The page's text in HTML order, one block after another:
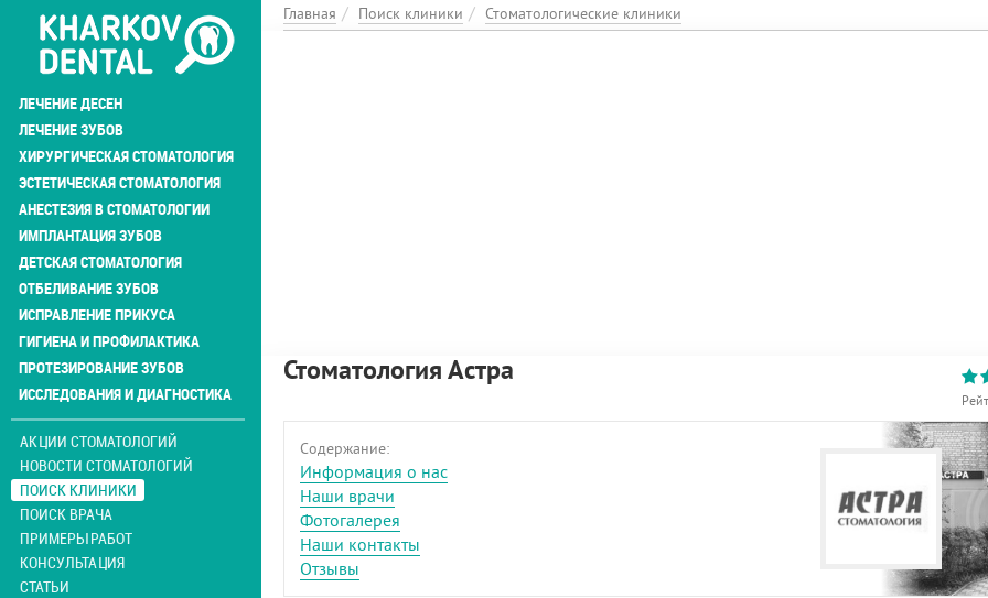
Перейти
основному
содержанию
ЛЕЧЕНИЕ ДЕСЕН
ЛЕЧЕНИЕ ЗУБОВ
ХИРУРГИЧЕСКАЯ СТОМАТОЛОГИЯ
ЭСТЕТИЧЕСКАЯ СТОМАТОЛОГИЯ
АНЕСТЕЗИЯ В СТОМАТОЛОГИИ
ИМПЛАНТАЦИЯ ЗУБОВ
ДЕТСКАЯ СТОМАТОЛОГИЯ
ОТБЕЛИВАНИЕ ЗУБОВ
ИСПРАВЛЕНИЕ ПРИКУСА
ГИГИЕНА И ПРОФИЛАКТИКА
ПРОТЕЗИРОВАНИЕ ЗУБОВ
ИССЛЕДОВАНИЯ И ДИАГНОСТИКА
АКЦИИ СТОМАТОЛОГИЙ
НОВОСТИ СТОМАТОЛОГИЙ
ПОИСК КЛИНИКИ
ПОИСК ВРАЧА
ПРИМЕРЫ РАБОТ
КОНСУЛЬТАЦИЯ
СТАТЬИ
Главная Поиск клиники Стоматологические клиники
Стоматология Астра
Содержание:
Информация о нас
Наши врачи
Фотогалерея
Наши контакты
Отзывы